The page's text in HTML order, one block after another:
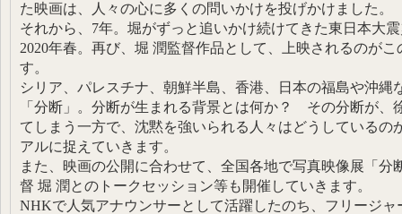
た映画は、人々の心に多くの問いかけを投げかけました。
それから、7年。堀がずっと追いかけ続けてきた東日本大
2020年春。再び、堀 潤監督作品として、上映されるのが
す。
シリア、パレスチナ、朝鮮半島、香港、日本の福島や沖縄
「分断」。分断が生まれる背景とは何か？ その分断が、
てしまう一方で、沈黙を強いられる人々はどうしている
アルに捉えていきます。
また、映画の公開に合わせて、全国各地で写真映像展「分
督 堀 潤とのトークセッション等も開催していきます。
NHKで人気アナウンサーとして活躍したのち、フリージ